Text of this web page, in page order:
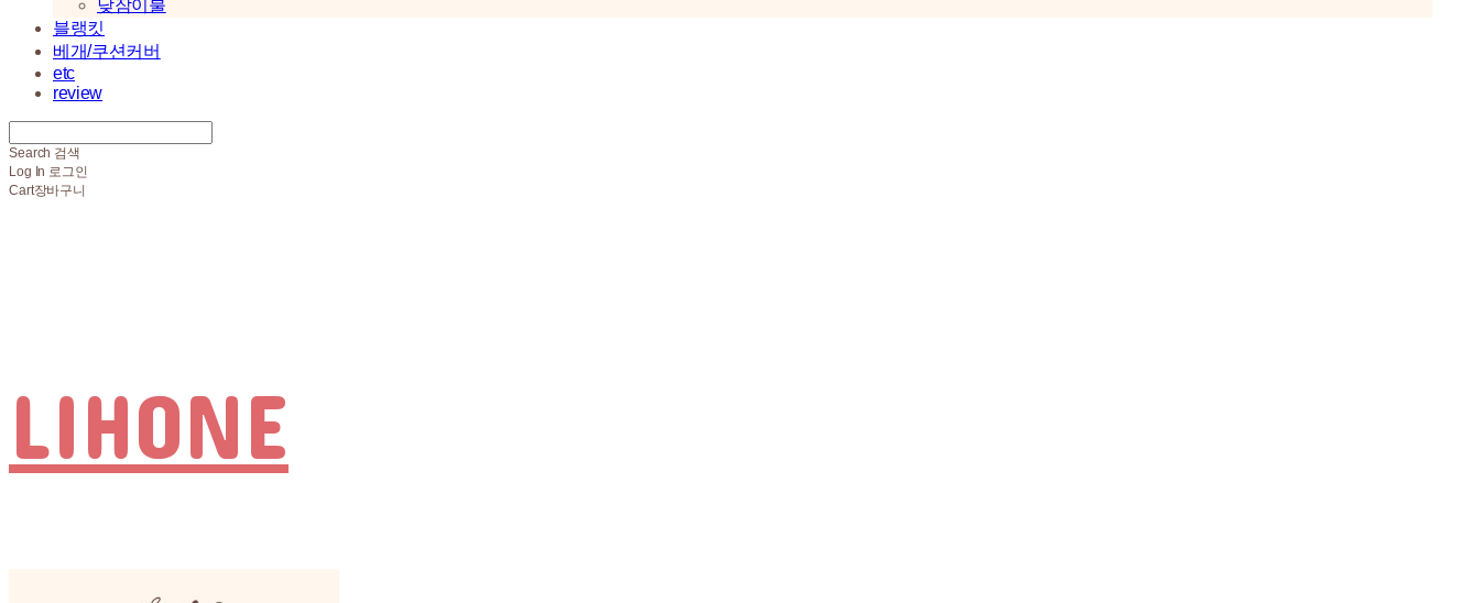
낮잠이불
블랭킷
베개/쿠션커버
etc
review
Search 검색
Log In 로그인
Cart장바구니
LIHONE